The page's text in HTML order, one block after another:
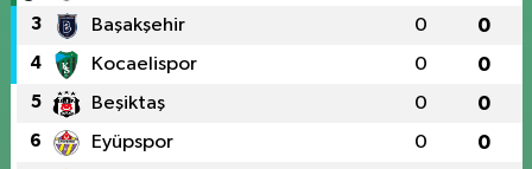
3 Başakşehir 0 0
4 Kocaelispor 0 0
5 Beşiktaş 0 0
6 Eyüpspor 0 0